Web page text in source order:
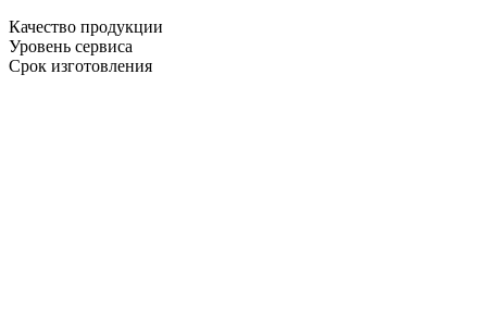
Качество продукции
Уровень сервиса
Срок изготовления